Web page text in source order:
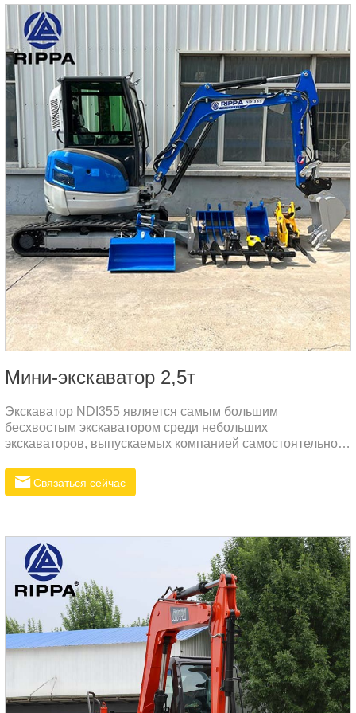
учитывает актуальные потребности клиентов.
Мини-экскаватор 2,5т
Экскаватор NDI355 является самым большим
бесхвостым экскаватором среди небольших
экскаваторов, выпускаемых компанией самостоятельно.
запуска.Параметры продуктаРабочий вес: 3480 кгОбъём
ковша: 0,08м³Модель двигателя: Кубота
движения (низкая скорость/высокая скорость): 2,09/3,23
км/ч.Особенности продуктаОсновой силовой системы
экскаватора является дизельный двигатель.
Связаться сейчас